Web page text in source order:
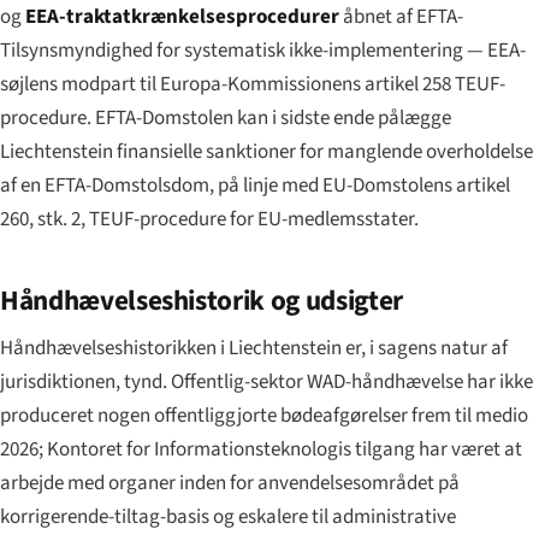
ogEEA-traktatkrænkelsesprocedureråbnet af EFTA-
Tilsynsmyndighed for systematisk ikke-implementering — EEA-
søjlens modpart til Europa-Kommissionens artikel 258 TEUF-
procedure. EFTA-Domstolen kan i sidste ende pålægge
Liechtenstein finansielle sanktioner for manglende overholdelse
af en EFTA-Domstolsdom, på linje med EU-Domstolens artikel
260, stk. 2, TEUF-procedure for EU-medlemsstater.
Håndhævelses­historik og udsigter
Håndhævelses­historikken i Liechtenstein er, i sagens natur af
jurisdiktionen, tynd. Offentlig-sektor WAD-håndhævelse har ikke
produceret nogen offentliggjorte bødeafgørelser frem til medio
2026; Kontoret for Informationsteknologis tilgang har været at
arbejde med organer inden for anvendelsesområdet på
korrigerende-tiltag-basis og eskalere til administrative